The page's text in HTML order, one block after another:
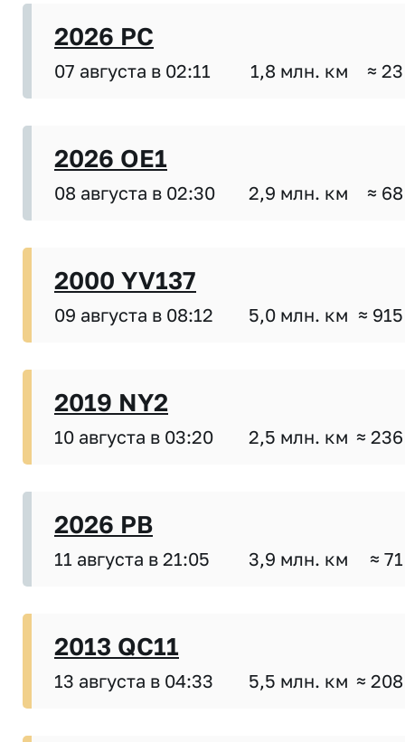
2026 PC
07 августа в 02:11 1,8 млн. км ≈
2026 OE1
08 августа в 02:30 2,9 млн. км ≈
2000 YV137
09 августа в 08:12 5,0 млн. км ≈
2019 NY2
10 августа в 03:20 2,5 млн. км ≈
2026 PB
11 августа в 21:05 3,9 млн. км ≈
2013 QC11
13 августа в 04:33 5,5 млн. км ≈